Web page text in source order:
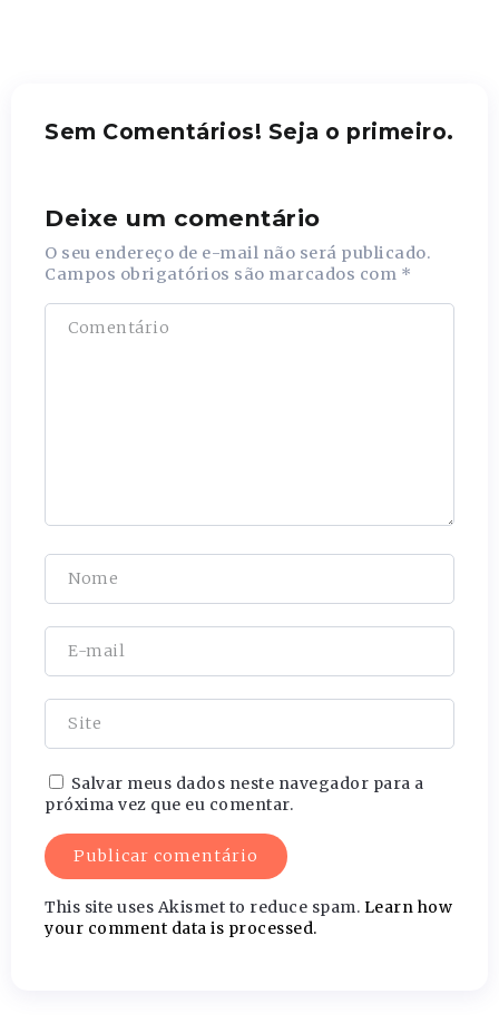
Sem Comentários! Seja o primeiro.
Deixe um comentário
O seu endereço de e-mail não será publicado.
Campos obrigatórios são marcados com *
Salvar meus dados neste navegador para a
próxima vez que eu comentar.
This site uses Akismet to reduce spam. Learn how
your comment data is processed.